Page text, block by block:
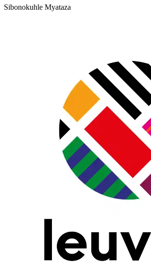
Sibonokuhle Myataza